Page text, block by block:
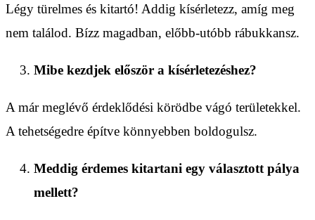
Légy türelmes és kitartó! Addig kísérletezz, amíg meg
nem találod. Bízz magadban, előbb-utóbb rábukkansz.
Mibe kezdjek először a kísérletezéshez?
A már meglévő érdeklődési körödbe vágó területekkel.
A tehetségedre építve könnyebben boldogulsz.
Meddig érdemes kitartani egy választott pálya
mellett?